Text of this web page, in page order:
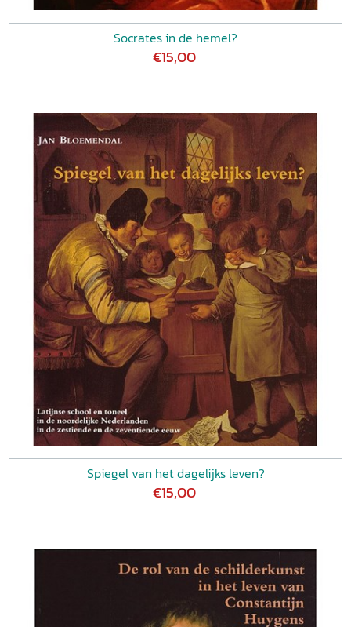
Socrates in de hemel?
€15,00
Spiegel van het dagelijks leven?
€15,00